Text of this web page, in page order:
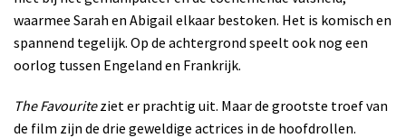
waarmee Sarah en Abigail elkaar bestoken. Het is komisch en
spannend tegelijk. Op de achtergrond speelt ook nog een
oorlog tussen Engeland en Frankrijk.
The Favouriteziet er prachtig uit. Maar de grootste troef van
de film zijn de drie geweldige actrices in de hoofdrollen.